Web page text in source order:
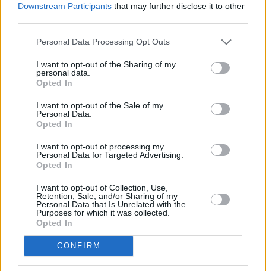
Downstream Participants that may further disclose it to other
Personal Data Processing Opt Outs
I want to opt-out of the Sharing of my
personal data.
Opted In
I want to opt-out of the Sale of my
Personal Data.
Opted In
I want to opt-out of processing my
Personal Data for Targeted Advertising.
Opted In
I want to opt-out of Collection, Use,
Retention, Sale, and/or Sharing of my
Personal Data that Is Unrelated with the
Purposes for which it was collected.
Opted In
CONFIRM
Όπως αναφέρει το onlarissa.gr, οι διασώστες
εφημερεύον Γενικό Νοσοκομείο Λάρισας,
όπου η κατάστασή της κρίθηκε ιδιαιτέρως
σοβαρή, με αποτέλεσμα να εισαχθεί στη
Μονάδα Εντατικής Θεραπείας.
ΠερισσότερεςΕιδήσεις σήμερα